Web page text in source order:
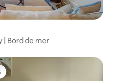
| Bord de mer
plus appréciés